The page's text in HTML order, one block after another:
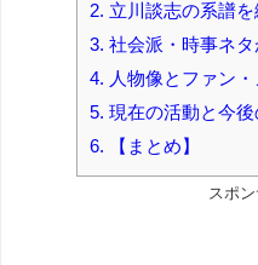
2. 立川談志の系譜
3. 社会派・時事ネ
4. 人物像とファン
5. 現在の活動と今後
6. 【まとめ】
スポ